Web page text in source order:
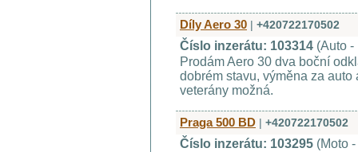
Díly Aero 30 | +420722170502
Číslo inzerátu: 103314 (Auto -
Prodám Aero 30 dva boční
dobrém stavu, výměna za
veterány možná.
Praga 500 BD | +420722170502
Číslo inzerátu: 103295 (Moto